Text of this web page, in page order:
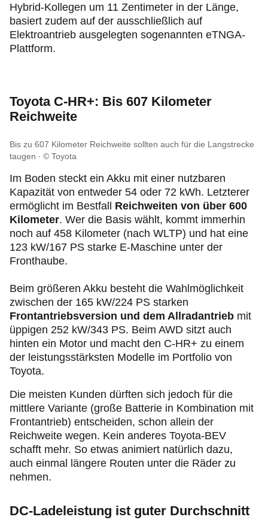
Hybrid-Kollegen um 11 Zentimeter in der Länge,
basiert zudem auf der ausschließlich auf
Elektroantrieb ausgelegten sogenannten eTNGA-
Plattform.
Toyota C-HR+: Bis 607 Kilometer
Reichweite
Bis zu 607 Kilometer Reichweite sollten auch für die Langstrecke
taugen
© Toyota
Im Boden steckt ein Akku mit einer nutzbaren
Kapazität von entweder 54 oder 72 kWh. Letzterer
ermöglicht im Bestfall Reichweiten von über 600
Kilometer. Wer die Basis wählt, kommt immerhin
noch auf 458 Kilometer (nach WLTP) und hat eine
123 kW/167 PS starke E-Maschine unter der
Fronthaube.
Beim größeren Akku besteht die Wahlmöglichkeit
zwischen der 165 kW/224 PS starken
Frontantriebsversion und dem Allradantrieb mit
üppigen 252 kW/343 PS. Beim AWD sitzt auch
hinten ein Motor und macht den C-HR+ zu einem
der leistungsstärksten Modelle im Portfolio von
Toyota.
Die meisten Kunden dürften sich jedoch für die
mittlere Variante (große Batterie in Kombination mit
Frontantrieb) entscheiden, schon allein der
Reichweite wegen. Kein anderes Toyota-BEV
schafft mehr. So etwas animiert natürlich dazu,
auch einmal längere Routen unter die Räder zu
nehmen.
DC-Ladeleistung ist guter Durchschnitt